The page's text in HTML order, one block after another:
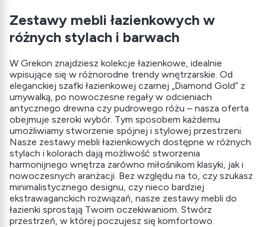
Zestawy mebli łazienkowych w
różnych stylach i barwach
W Grekon znajdziesz kolekcje łazienkowe, idealnie
wpisujące się w różnorodne trendy wnętrzarskie. Od
eleganckiej szafki łazienkowej czarnej „Diamond Gold” z
umywalką, po nowoczesne regały w odcieniach
antycznego drewna czy pudrowego różu – nasza oferta
obejmuje szeroki wybór. Tym sposobem każdemu
umożliwiamy stworzenie spójnej i stylowej przestrzeni.
Nasze zestawy mebli łazienkowych dostępne w różnych
stylach i kolorach dają możliwość stworzenia
harmonijnego wnętrza zarówno miłośnikom klasyki, jak i
nowoczesnych aranżacji. Bez względu na to, czy szukasz
minimalistycznego designu, czy nieco bardziej
ekstrawaganckich rozwiązań, nasze zestawy mebli do
łazienki sprostają Twoim oczekiwaniom. Stwórz
przestrzeń, w której poczujesz się komfortowo.